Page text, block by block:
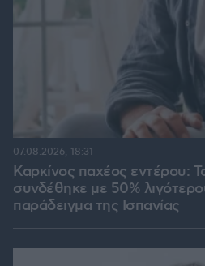
Καρκίνος παχέος εντέρου:
συνδέθηκε με 50%
παράδειγμα της Ισπανίας
07.08.2026, 18:31